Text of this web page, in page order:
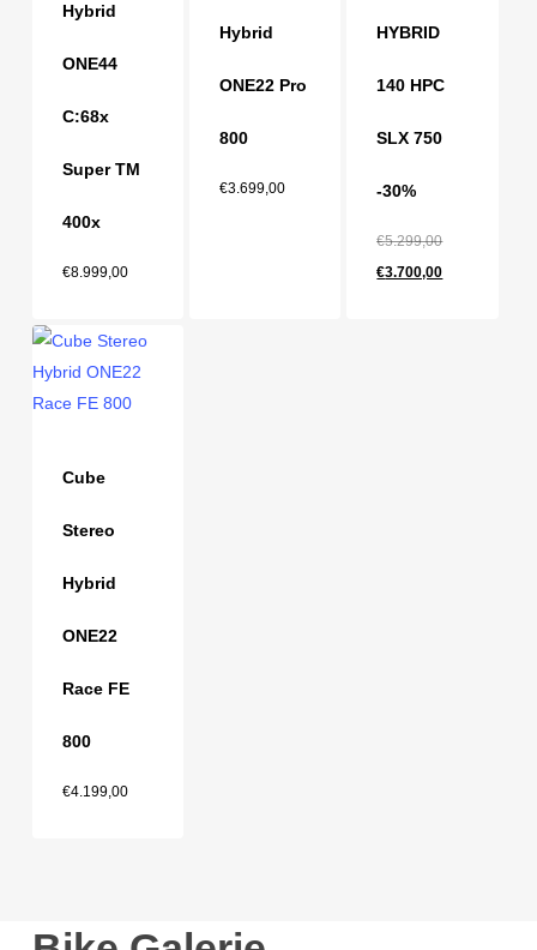
Hybrid
ONE44
C:68x
Super TM
400x
€8.999,00
Hybrid
ONE22 Pro
800
€3.699,00
HYBRID
140 HPC
SLX 750
-30%
€5.299,00
€3.700,00Aktueller
Cube
Stereo
Hybrid
ONE22
Race FE
800
€4.199,00